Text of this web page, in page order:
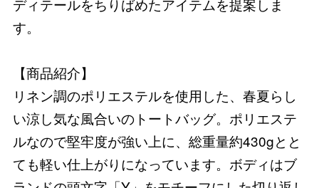
ディテールをちりばめたアイテムを提案しま
す。
【商品紹介】
リネン調のポリエステルを使用した、春夏らし
い涼し気な風合いのトートバッグ。ポリエステ
ルなので堅牢度が強い上に、総重量約430gとと
ても軽い仕上がりになっています。ボディはブ